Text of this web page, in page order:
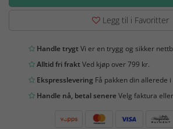
Legg til i Favoritter
Handle trygtVi er en trygg og sikker
Alltid fri fraktVed kjøp over 799 kr.
Ekspresslevering Få pakken din allerede
Handle nå, betal senereVelg faktura